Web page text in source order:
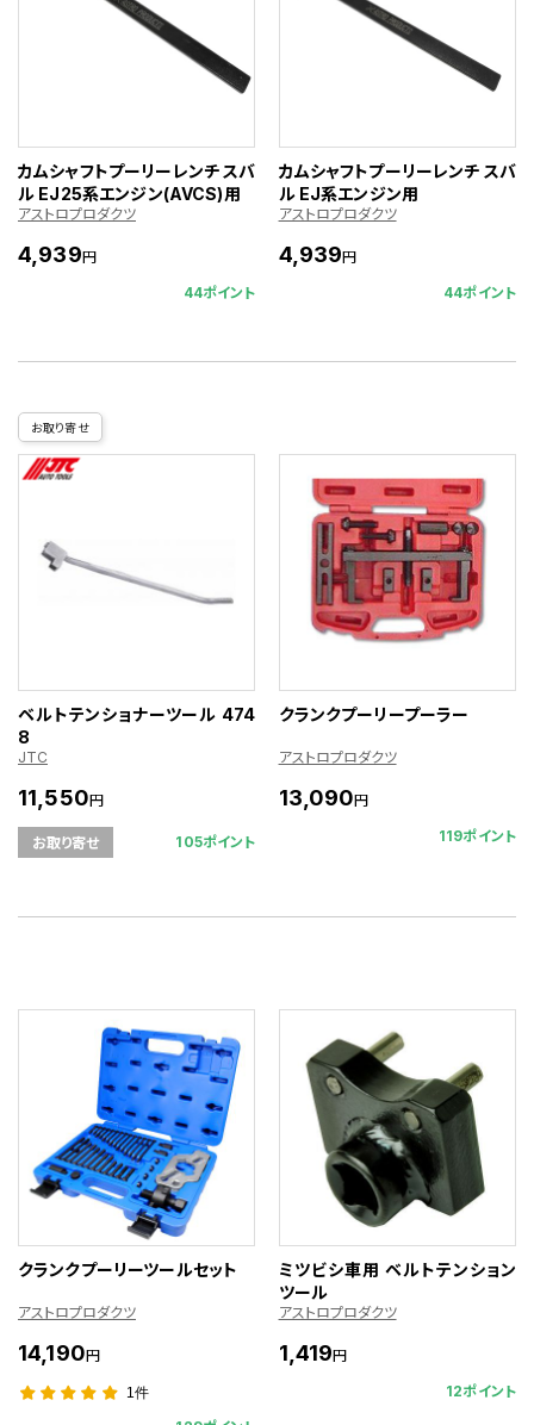
カムシャフトプーリーレンチ スバ
ル EJ25系エンジン(AVCS)用
アストロプロダクツ
4,939円
44ポイント
カムシャフトプーリーレンチ スバ
ル EJ系エンジン用
アストロプロダクツ
4,939円
44ポイント
お取り寄せ
ベルトテンショナーツール 474
8
JTC
11,550円
お取り寄せ 105ポイント
クランクプーリープーラー
アストロプロダクツ
13,090円
119ポイント
クランクプーリーツールセット
アストロプロダクツ
14,190円
1件
ミツビシ車用 ベルトテンション
ツール
アストロプロダクツ
1,419円
12ポイント